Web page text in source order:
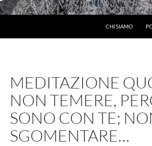
CHI SIAMO
MEDITAZIONE
NON TEMERE,
SONO CON TE;
SGOMENTARE…